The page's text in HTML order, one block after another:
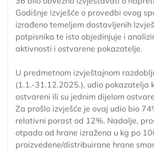
Godišnje izvješće o provedbi ovog
izrađeno temeljem dostavljenih
potpisnika te isto objedinjuje i
aktivnosti i ostvarene pokazatelje.
U predmetnom izvještajnom
(1.1.-31.12.2025.), udio pokazatelja
ostvareni ili su jednim dijelom
Za prošlo izvješće je ovaj udio bio
relativni porast od 12%. Nadalje,
otpada od hrane izražena u kg po
proizvedene/distribuirane hrane